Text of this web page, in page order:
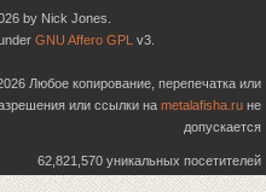
by Nick Jones.
GNU Affero GPL v3.
Любое копирование, перепечатка или
или ссылки на metalafisha.ru не
допускается
62,821,570 уникальных посетителей